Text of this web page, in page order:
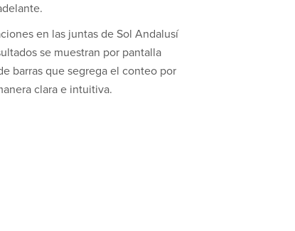
en las juntas de Sol Andalusí
se muestran por pantalla
barras que segrega el conteo por
clara e intuitiva.